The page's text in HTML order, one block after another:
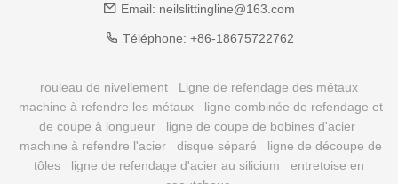
Email: neilslittingline@163.com
Téléphone: +86-18675722762
rouleau de nivellement
Ligne de refendage des métaux
machine à refendre les métaux
ligne combinée de refendage et
de coupe à longueur
ligne de coupe de bobines d'acier
machine à refendre l'acier
disque séparé
ligne de découpe de
tôles
ligne de refendage d'acier au silicium
entretoise en